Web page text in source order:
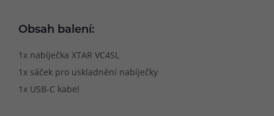
Obsah balení:
1x nabíječka XTAR VC4SL
1x sáček pro uskladnění nabíječky
1x USB-C kabel